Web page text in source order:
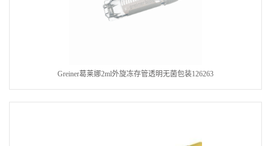
Greiner葛莱娜2ml外旋冻存管透明无菌包装126263